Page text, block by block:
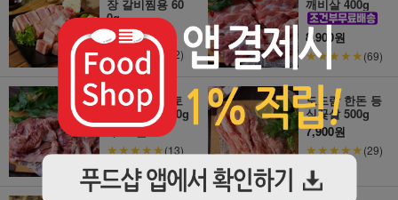
장 갈비찜용 60
0g
10,600원
★★★★★ (52)
깨비살 400g
8,900원
★★★★★(69)
도드람 한돈 토
시살(칼집) 400g
8,900원
★★★★★(13)
도드람 한돈 등
심꽃살 500g
7,900원
★★★★★(29)